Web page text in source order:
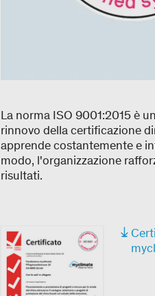
La norma ISO 9001:2015 è
rinnovo della certificazione
apprende costantemente e
modo, l'organizzazione
risultati.